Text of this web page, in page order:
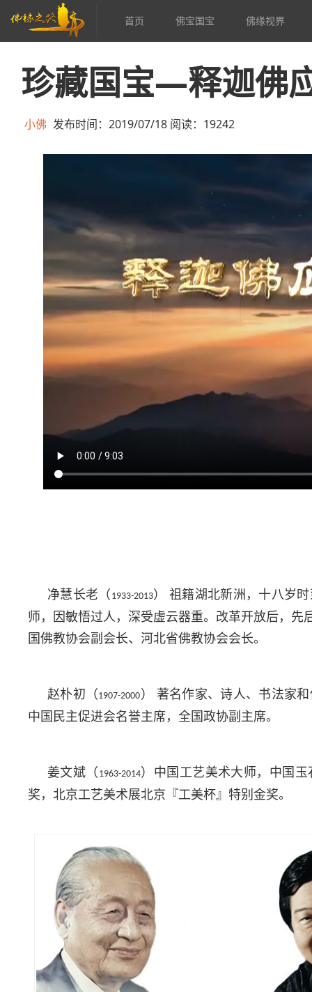
首页 佛宝国宝 佛缘视界
珍藏国宝—释迦佛
小佛 发布时间：2019/07/18 阅读：19242
净慧长老（ 1933-2013）
祖籍湖北新洲，十八岁
师，因敏悟过人，深受虚云器重。改革开放后，
国佛教协会副会长、河北省佛教协会会长。
赵朴初（ 1907-2000 ）
著名作家、诗人、书法家
中国民主促进会名誉主席，全国政协副主席。
姜文斌（ 1963-2014）中国工艺美术大师，中国
奖，北京工艺美术展北京『工美杯』特别金奖。